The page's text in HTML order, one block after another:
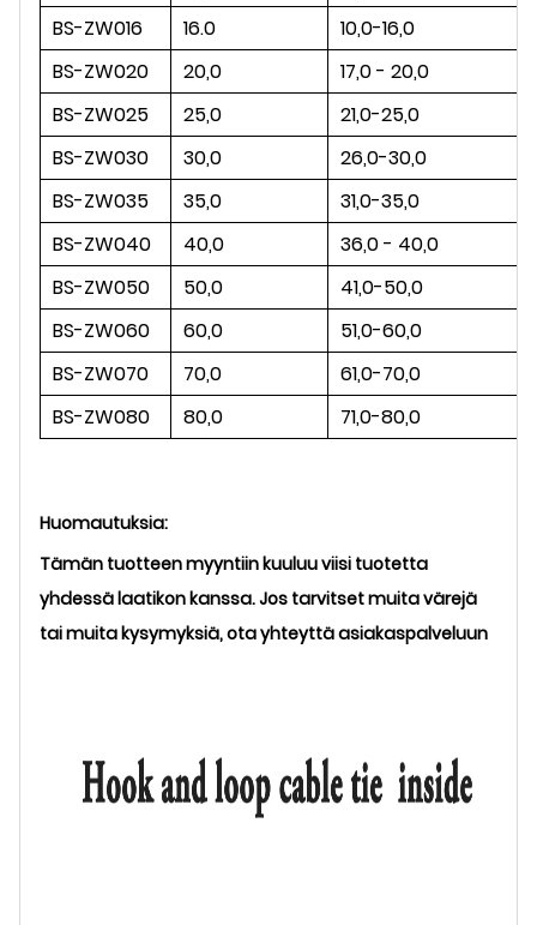
BS-ZW016
16.0
10,0-16,0
BS-ZW020
20,0
17,0 - 20,0
BS-ZW025
25,0
21,0-25,0
BS-ZW030
30,0
26,0-30,0
BS-ZW035
35,0
31,0-35,0
BS-ZW040
40,0
36,0 - 40,0
BS-ZW050
50,0
41,0-50,0
BS-ZW060
60,0
51,0-60,0
BS-ZW070
70,0
61,0-70,0
BS-ZW080
80,0 71,0-80,0
Huomautuksia:
Tämän tuotteen myyntiin kuuluu viisi tuotetta
yhdessä laatikon kanssa. Jos tarvitset muita värejä
tai muita kysymyksiä, ota yhteyttä asiakaspalveluun